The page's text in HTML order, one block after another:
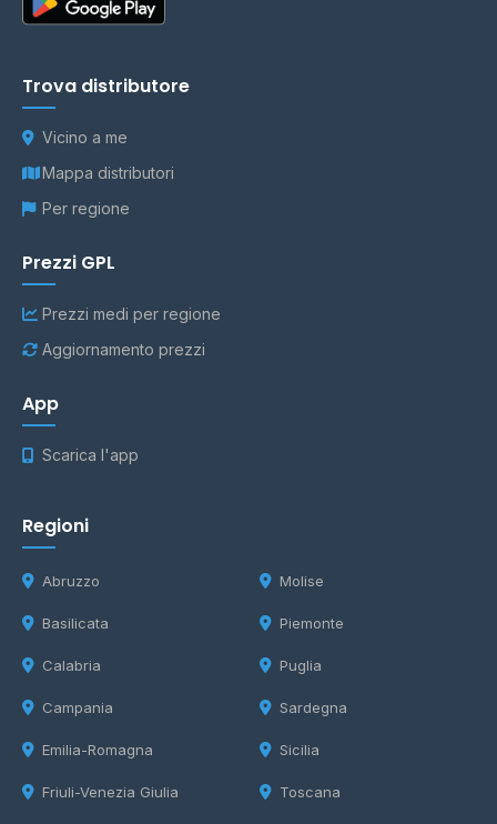
Trova distributore
Vicino a me
Mappa distributori
Per regione
Prezzi GPL
Prezzi medi per regione
Aggiornamento prezzi
App
Scarica l'app
Regioni
Abruzzo
Basilicata
Calabria
Campania
Emilia-Romagna
Friuli-Venezia Giulia
Molise
Piemonte
Puglia
Sardegna
Sicilia
Toscana